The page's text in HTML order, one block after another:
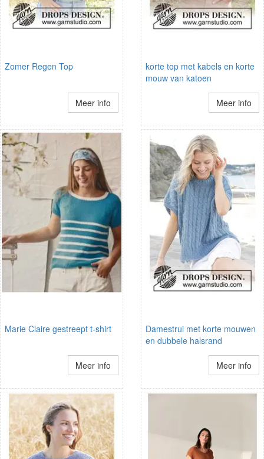
Zomer Regen Top
Meer info
korte top met kabels en korte
mouw van katoen
Meer info
Marie Claire gestreept t-shirt
Meer info
Damestrui met korte mouwen
en dubbele halsrand
Meer info